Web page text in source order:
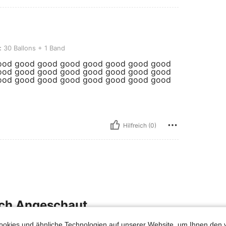
1 Band
30 Ballons + 1 Band
good good good good good good good
good good good good good good good
good good good good good good good
Hilfreich (0)
Angeschaut